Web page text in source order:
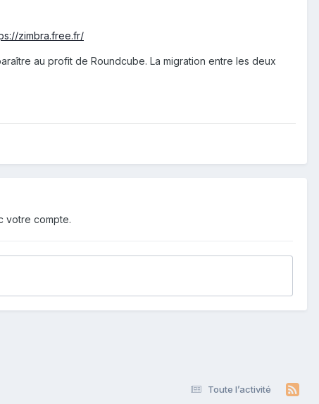
zimbra.free.fr/
au profit de Roundcube. La migration entre les deux
votre compte.
Toute l’activité